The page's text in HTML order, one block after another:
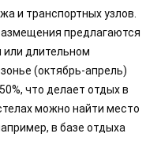
и транспортных узлов.
предлагаются
или длительном
(октябрь-апрель)
что делает отдых в
можно найти место
в базе отдыха